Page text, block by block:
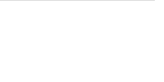
PAST EVENTS